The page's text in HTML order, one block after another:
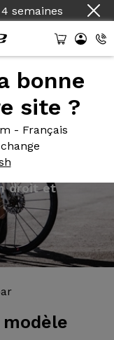
4 semaines
bonne
site ?
- Français